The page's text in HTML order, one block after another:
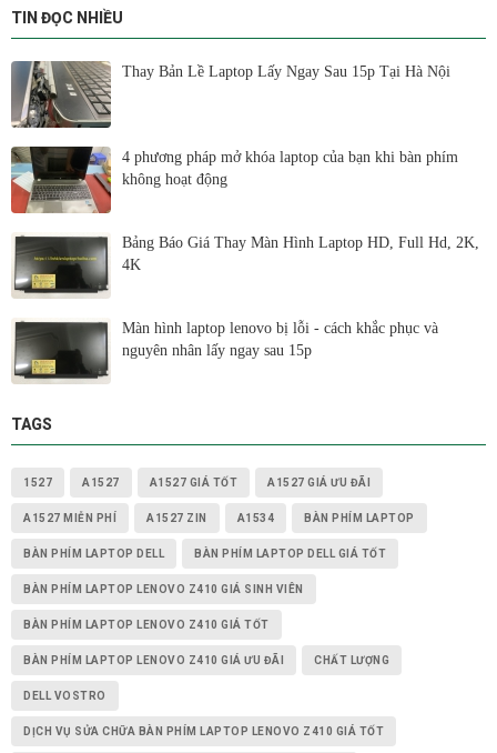
TIN ĐỌC NHIỀU
Thay Bản Lề Laptop Lấy Ngay Sau 15p Tại Hà Nội
4 phương pháp mở khóa laptop của bạn khi bàn phím
không hoạt động
Bảng Báo Giá Thay Màn Hình Laptop HD, Full Hd, 2K,
4K
Màn hình laptop lenovo bị lỗi - cách khắc phục và
nguyên nhân lấy ngay sau 15p
TAGS
1527 A1527 A1527 GIÁ TỐT A1527 GIÁ ƯU ĐÃI
A1527 MIỄN PHÍ A1527 ZIN A1534 BÀN PHÍM LAPTOP
BÀN PHÍM LAPTOP DELL BÀN PHÍM LAPTOP DELL GIÁ TỐT
BÀN PHÍM LAPTOP LENOVO Z410 GIÁ SINH VIÊN
BÀN PHÍM LAPTOP LENOVO Z410 GIÁ TỐT
BÀN PHÍM LAPTOP LENOVO Z410 GIÁ ƯU ĐÃI CHẤT LƯỢNG
DELL VOSTRO
DỊCH VỤ SỬA CHỮA BÀN PHÍM LAPTOP LENOVO Z410 GIÁ TỐT